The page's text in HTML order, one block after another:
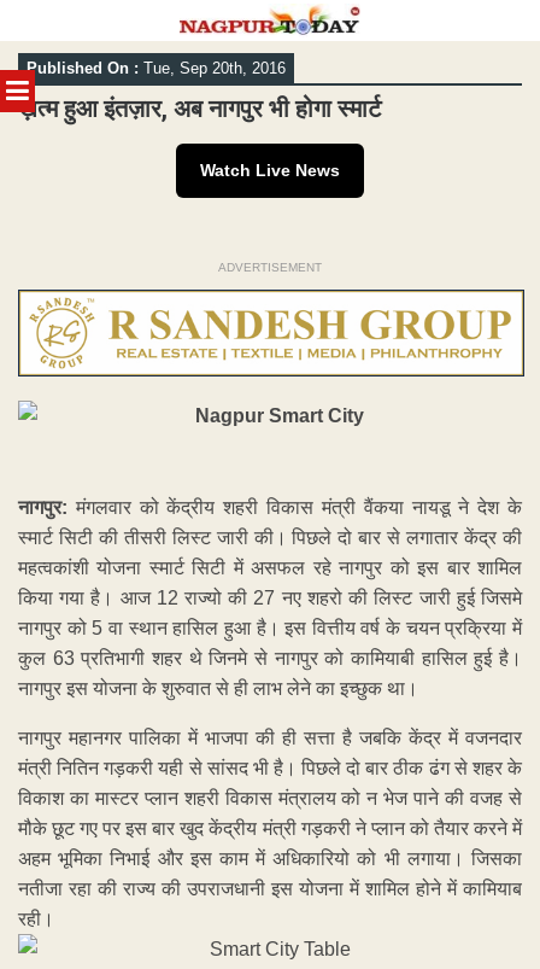
MENU
Skip
to
content
Published On : Tue, Sep 20th, 2016
ख़त्म हुआ इंतज़ार, अब नागपुर भी होगा स्मार्ट
Watch Live News
ADVERTISEMENT
नागपुर: मंगलवार को केंद्रीय शहरी विकास मंत्री वैंकया नायडू ने देश के
स्मार्ट सिटी की तीसरी लिस्ट जारी की। पिछले दो बार से लगातार केंद्र की
महत्वकांशी योजना स्मार्ट सिटी में असफल रहे नागपुर को इस बार शामिल
किया गया है। आज 12 राज्यो की 27 नए शहरो की लिस्ट जारी हुई जिसमे
नागपुर को 5 वा स्थान हासिल हुआ है। इस वित्तीय वर्ष के चयन प्रक्रिया में
कुल 63 प्रतिभागी शहर थे जिनमे से नागपुर को कामियाबी हासिल हुई है।
नागपुर इस योजना के शुरुवात से ही लाभ लेने का इच्छुक था।
नागपुर महानगर पालिका में भाजपा की ही सत्ता है जबकि केंद्र में वजनदार
मंत्री नितिन गड़करी यही से सांसद भी है। पिछले दो बार ठीक ढंग से शहर के
विकाश का मास्टर प्लान शहरी विकास मंत्रालय को न भेज पाने की वजह से
मौके छूट गए पर इस बार खुद केंद्रीय मंत्री गड़करी ने प्लान को तैयार करने में
अहम भूमिका निभाई और इस काम में अधिकारियो को भी लगाया। जिसका
नतीजा रहा की राज्य की उपराजधानी इस योजना में शामिल होने में कामियाब
रही।